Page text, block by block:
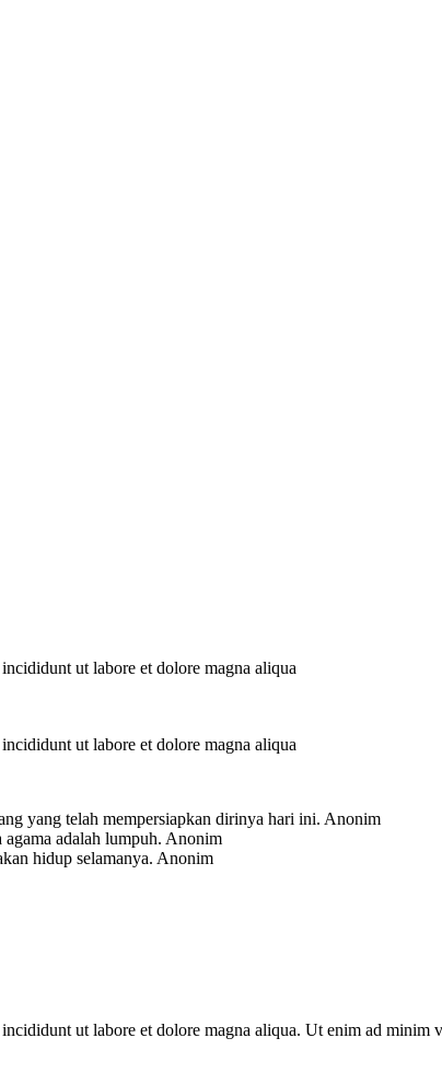
ut labore et dolore magna aliqua
ut labore et dolore magna aliqua
yang telah mempersiapkan dirinya hari ini. Anonim
adalah lumpuh. Anonim
hidup selamanya. Anonim
ut labore et dolore magna aliqua. Ut enim ad minim